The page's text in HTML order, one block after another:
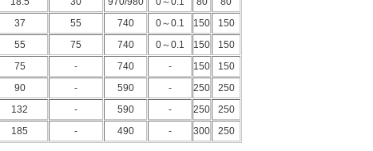
37 55 740 0～0.1 150
150
55 75 740 0～0.1 150
150
75 - 740 - 150
150
90 - 590 - 250
250
132 - 590 - 250
250
185 - 490 - 300
250